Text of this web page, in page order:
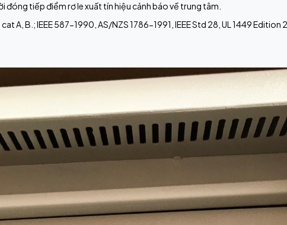
tiếp điểm rơ le xuất tín hiệu cảnh báo về trung tâm.
A, B.; IEEE 587-1990, AS/NZS 1786-1991, IEEE Std 28, UL 1449